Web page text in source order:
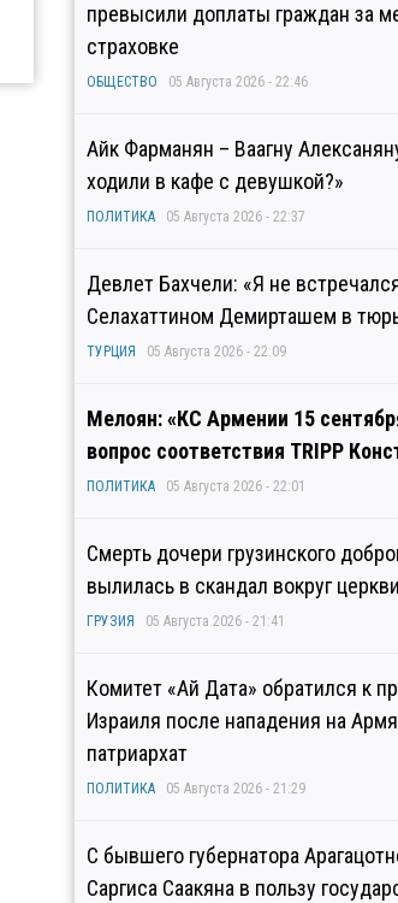
превысили доплаты граждан за
страховке
ОБЩЕСТВО 05 Августа 2026 - 22:46
Айк Фарманян – Ваагну
ходили в кафе с девушкой?»
ПОЛИТИКА 05 Августа 2026 - 22:37
Девлет Бахчели: «Я не
Селахаттином Демирташем в
ТУРЦИЯ 05 Августа 2026 - 22:09
Мелоян: «КС Армении 15
вопрос соответствия TRIPP
ПОЛИТИКА 05 Августа 2026 - 22:01
Смерть дочери грузинского
вылилась в скандал вокруг церкви
ГРУЗИЯ 05 Августа 2026 - 21:41
Комитет «Ай Дата» обратился к
Израиля после нападения на
патриархат
ПОЛИТИКА 05 Августа 2026 - 21:29
С бывшего губернатора
Саргиса Саакяна в пользу